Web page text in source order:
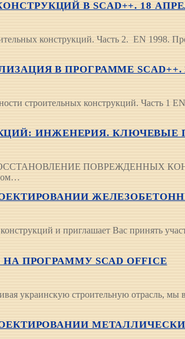
В SCAD++. 18
конструкций. Часть 2. EN 1998.
В ПРОГРАММЕ SCAD++.
конструкций. Часть 1 EN
ИНЖЕНЕРИЯ. КЛЮЧЕВЫЕ
ВОССТАНОВЛЕНИЕ ПОВРЕЖДЕННЫХ
и приглашает Вас принять
ПРОГРАММУ SCAD OFFICE
украинскую строительную отрасль,